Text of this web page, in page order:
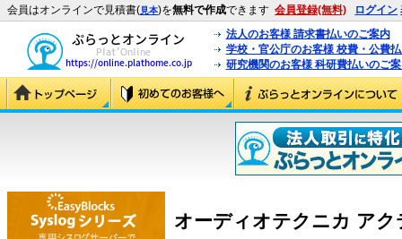
会員はオンラインで見積書(見本)を無料で作成できます 会員登録(無料) ログイン
法人のお客様 請求書払いのご案内
学校・官公庁のお客様 校費・公費
研究機関のお客様 科研費払いのご
オーディオテクニカ ア